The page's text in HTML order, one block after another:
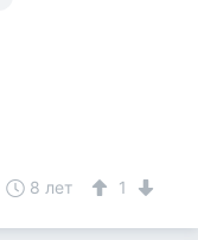
8 лет 1